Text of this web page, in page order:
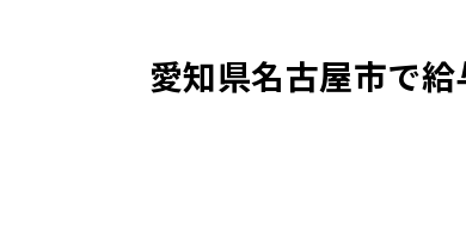
愛知県名古屋市で